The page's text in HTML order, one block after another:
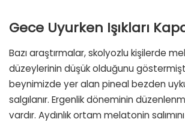
Gece Uyurken Işıkları
Bazı araştırmalar, skolyozlu kişilerde
düzeylerinin düşük olduğunu
beynimizde yer alan pineal bezden
salgılanır. Ergenlik döneminin
vardır. Aydınlık ortam melatonin